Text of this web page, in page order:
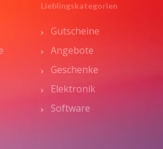
Lieblingskategorien
Gutscheine
Angebote
Geschenke
Elektronik
Software